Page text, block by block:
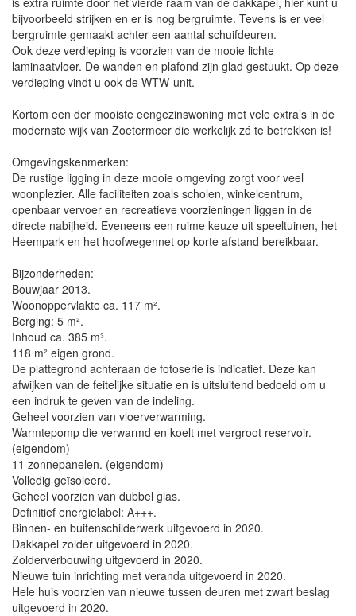
bijvoorbeeld strijken en er is nog bergruimte. Tevens is er veel
bergruimte gemaakt achter een aantal schuifdeuren.
Ook deze verdieping is voorzien van de mooie lichte
laminaatvloer. De wanden en plafond zijn glad gestuukt. Op deze
verdieping vindt u ook de WTW-unit.
Kortom een der mooiste eengezinswoning met vele extra’s in de
modernste wijk van Zoetermeer die werkelijk zó te betrekken is!
Omgevingskenmerken:
De rustige ligging in deze mooie omgeving zorgt voor veel
woonplezier. Alle faciliteiten zoals scholen, winkelcentrum,
openbaar vervoer en recreatieve voorzieningen liggen in de
directe nabijheid. Eveneens een ruime keuze uit speeltuinen, het
Heempark en het hoofwegennet op korte afstand bereikbaar.
Bijzonderheden:
Bouwjaar 2013.
Woonoppervlakte ca. 117 m².
Berging: 5 m².
Inhoud ca. 385 m³.
118 m² eigen grond.
De plattegrond achteraan de fotoserie is indicatief. Deze kan
afwijken van de feitelijke situatie en is uitsluitend bedoeld om u
een indruk te geven van de indeling.
Geheel voorzien van vloerverwarming.
Warmtepomp die verwarmd en koelt met vergroot reservoir.
(eigendom)
11 zonnepanelen. (eigendom)
Volledig geïsoleerd.
Geheel voorzien van dubbel glas.
Definitief energielabel: A+++.
Binnen- en buitenschilderwerk uitgevoerd in 2020.
Dakkapel zolder uitgevoerd in 2020.
Zolderverbouwing uitgevoerd in 2020.
Nieuwe tuin inrichting met veranda uitgevoerd in 2020.
Hele huis voorzien van nieuwe tussen deuren met zwart beslag
uitgevoerd in 2020.